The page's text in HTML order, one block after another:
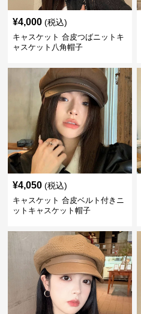
¥4,000 (税込)
キャスケット 合皮つばニットキ
ャスケット八角帽子
¥4,050 (税込)
キャスケット 合皮ベルト付きニ
ットキャスケット帽子